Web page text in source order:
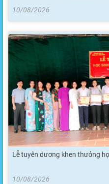
10/08/2026
Lễ tuyên dương khen thưởng
10/08/2026